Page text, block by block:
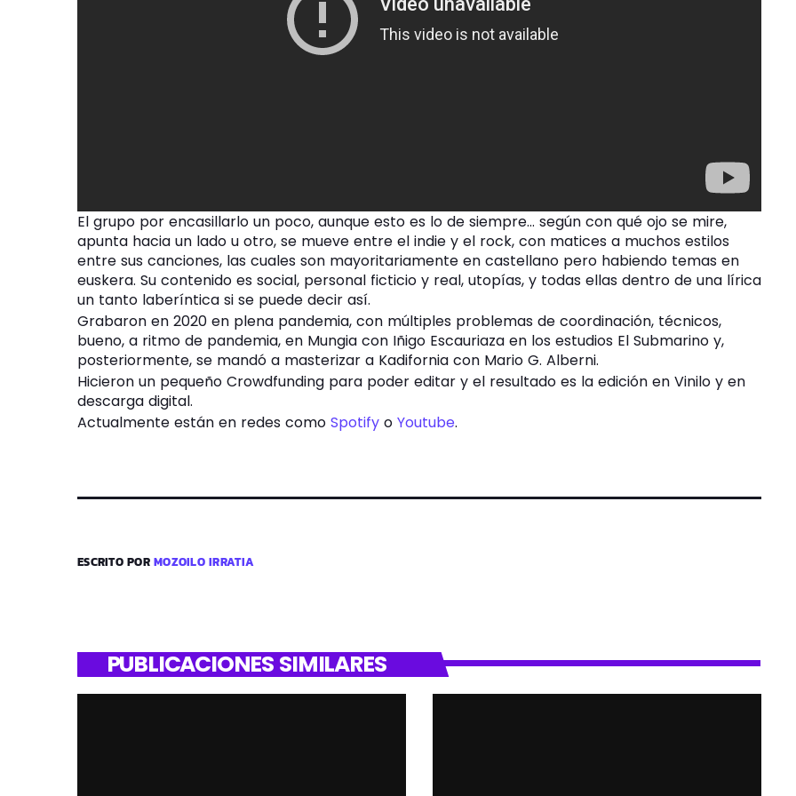
El grupo por encasillarlo un poco, aunque esto es lo de siempre… según con qué ojo se mire,
apunta hacia un lado u otro, se mueve entre el indie y el rock, con matices a muchos estilos
entre sus canciones, las cuales son mayoritariamente en castellano pero habiendo temas en
euskera. Su contenido es social, personal ficticio y real, utopías, y todas ellas dentro de una lírica
un tanto laberíntica si se puede decir así.
Grabaron en 2020 en plena pandemia, con múltiples problemas de coordinación, técnicos,
bueno, a ritmo de pandemia, en Mungia con Iñigo Escauriaza en los estudios El Submarino y,
posteriormente, se mandó a masterizar a Kadifornia con Mario G. Alberni.
Hicieron un pequeño Crowdfunding para poder editar y el resultado es la edición en Vinilo y en
descarga digital.
Actualmente están en redes como Spotify o Youtube.
ESCRITO PORMOZOILO IRRATIA
PUBLICACIONES SIMILARES